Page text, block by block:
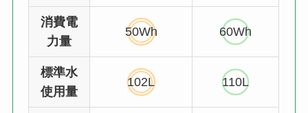
消費電
力量
50Wh 60Wh
標準水
使用量
102L 110L